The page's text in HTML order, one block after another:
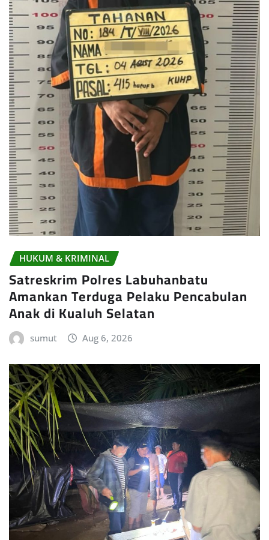
HUKUM & KRIMINAL
Satreskrim Polres Labuhanbatu
Amankan Terduga Pelaku Pencabulan
Anak di Kualuh Selatan
sumut Aug 6, 2026